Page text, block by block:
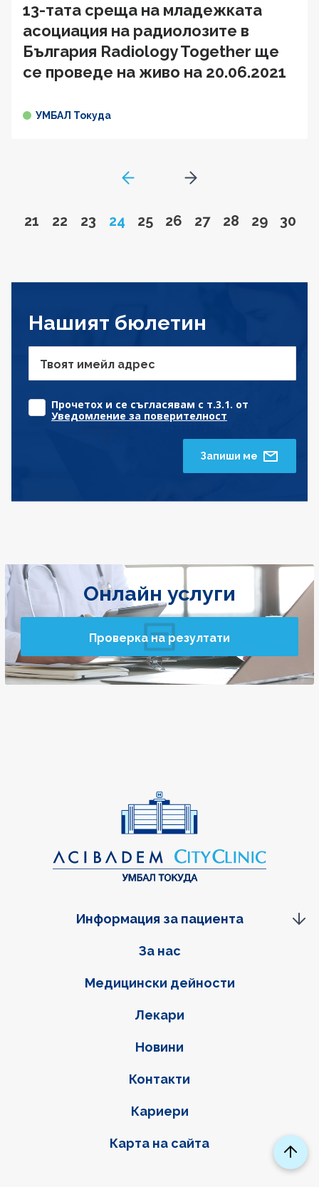
13-тата среща на младежката
асоциация на радиолозите в
България Radiology Together ще
се проведе на живо на 20.06.2021
УМБАЛ Токуда
GoToPreviousPage
Go to page
21 Go to page
22 Go to page
23 Page
24 Go to page
25 Go to page
26 Go to page
27 Go to page
28 Go to
29 Go
30
Go to next page
Нашият бюлетин
Твоят имейл адрес
Прочетох и се съгласявам с т.3.1. от
Уведомление за поверителност
Запиши ме
Онлайн услуги
Проверка на резултати
Фуутер навигация
За нас
Медицински дейности
Лекари
Новини
Контакти
Кариери
Карта на сайта
Информация за пациента